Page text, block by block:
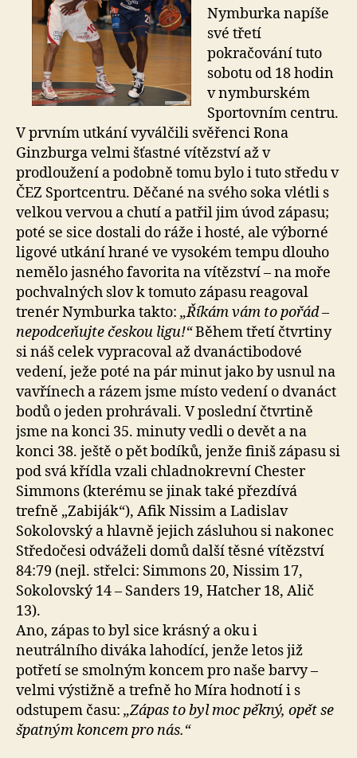
Nymburka napíše
své třetí
pokračování tuto
sobotu od 18 hodin
v nymburském
Sportovním centru.
V prvním utkání vyválčili svěřenci Rona
Ginzburga velmi šťastné vítězství až v
prodloužení a podobně tomu bylo i tuto středu v
ČEZ Sportcentru. Děčané na svého soka vlétli s
velkou vervou a chutí a patřil jim úvod zápasu;
poté se sice dostali do ráže i hosté, ale výborné
ligové utkání hrané ve vysokém tempu dlouho
nemělo jasného favorita na vítězství – na moře
pochvalných slov k tomuto zápasu reagoval
trenér Nymburka takto: „Říkám vám to pořád –
nepodceňujte českou ligu!“Během třetí čtvrtiny
si náš celek vypracoval až dvanáctibodové
vedení, ježe poté na pár minut jako by usnul na
vavřínech a rázem jsme místo vedení o dvanáct
bodů o jeden prohrávali. V poslední čtvrtině
jsme na konci 35. minuty vedli o devět a na
konci 38. ještě o pět bodíků, jenže finiš zápasu si
pod svá křídla vzali chladnokrevní Chester
Simmons (kterému se jinak také přezdívá
trefně „Zabiják“), Afik Nissim a Ladislav
Sokolovský a hlavně jejich zásluhou si nakonec
Středočesi odváželi domů další těsné vítězství
84:79 (nejl. střelci: Simmons 20, Nissim 17,
Sokolovský 14 – Sanders 19, Hatcher 18, Alič
13).
Ano, zápas to byl sice krásný a oku i
neutrálního diváka lahodící, jenže letos již
potřetí se smolným koncem pro naše barvy –
velmi výstižně a trefně ho Míra hodnotí i s
odstupem času: „Zápas to byl moc pěkný, opět se
špatným koncem pro nás.“